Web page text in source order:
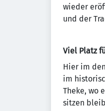
wieder
und der
Viel Platz
Hier im
im
Theke, wo
sitzen